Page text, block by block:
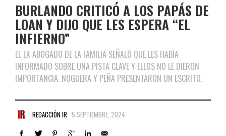
BURLANDO CRITICÓ A LOS PAPÁS DE
LOAN Y DIJO QUE LES ESPERA “EL
INFIERNO”
EL EX ABOGADO DE LA FAMILIA SEÑALÓ QUE LES HABÍA
INFORMADO SOBRE UNA PISTA CLAVE Y ELLOS NO LE DIERON
IMPORTANCIA. NOGUERA Y PEÑA PRESENTARON UN ESCRITO.
REDACCIÓN IR 5 SEPTIEMBRE, 2024